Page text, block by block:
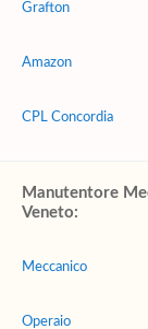
Grafton
Amazon
CPL Concordia
Manutentore
Veneto:
Meccanico
Operaio